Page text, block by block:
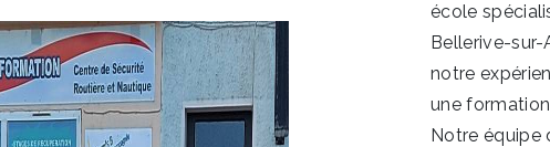
école
Bellerive-sur-
notre
une
Notre équipe